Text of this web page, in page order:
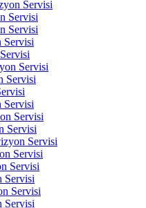
Servisi
Servisi
Servisi
Servisi
Servisi
Servisi
Servisi
Servisi
Servisi
Servisi
Servisi
Servisi
Servisi
Servisi
Servisi